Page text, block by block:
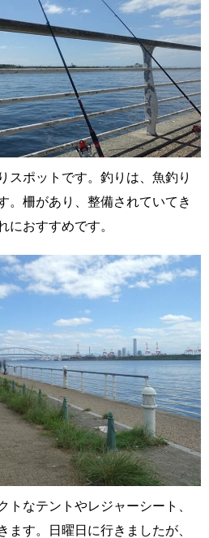
スポットです。釣りは、魚釣り
。柵があり、整備されていてき
におすすめです。
トなテントやレジャーシート、
ます。日曜日に行きましたが、